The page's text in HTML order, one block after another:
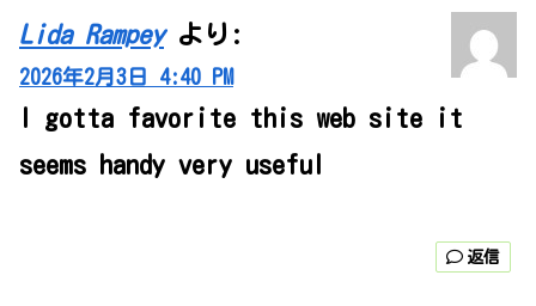
Lida Rampey より:
2026年2月3日 4:40 PM
I gotta favorite this web site it
seems handy very useful
返信